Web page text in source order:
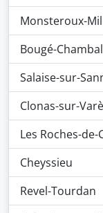
Monsteroux-
Bougé-
Salaise-sur-
Clonas-sur-
Les Roches-
Cheyssieu
Revel-Tourdan